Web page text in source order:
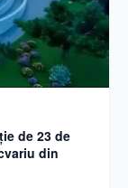
de 23 de
din